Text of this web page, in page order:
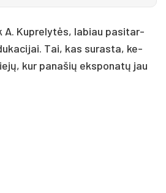
A. Kup­re­ly­tės, la­biau pa­si­tar­
Tai, kas su­ras­ta, ke­
kur pa­na­šių eks­po­na­tų jau